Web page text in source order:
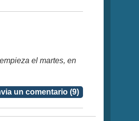
el martes, en
un comentario (9)